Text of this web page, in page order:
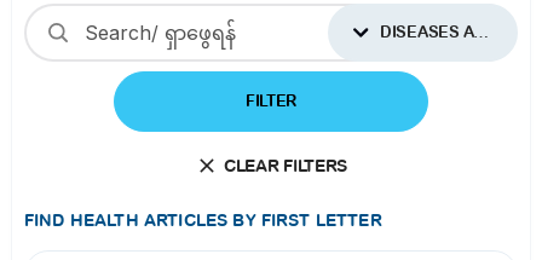
DISEASES AND CONDITIONS
FILTER
CLEAR FILTERS
FIND HEALTH ARTICLES BY FIRST LETTER